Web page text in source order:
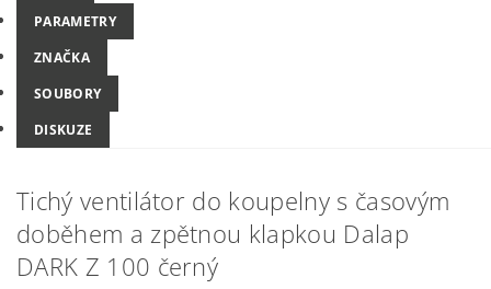
PARAMETRY
ZNAČKA
SOUBORY
DISKUZE
Tichý ventilátor do koupelny s časovým
doběhem a zpětnou klapkou Dalap
DARK Z 100 černý